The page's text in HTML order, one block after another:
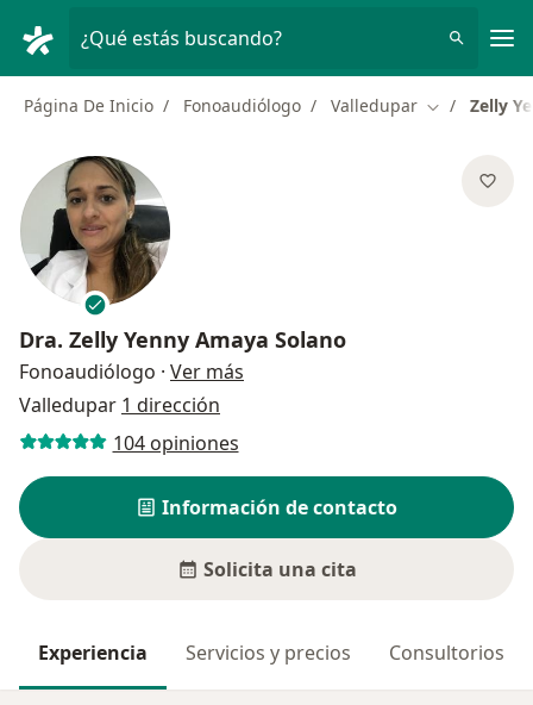
¿Qué estás buscando?
Página De Inicio Fonoaudiólogo Valledupar Cambiar de
Zelly
Dra. Zelly Yenny Amaya Solano
Fonoaudiólogo · Ver más
Valledupar 1 dirección
104 opiniones
Información de contacto
Solicita una cita
Experiencia Servicios y precios Consultorios